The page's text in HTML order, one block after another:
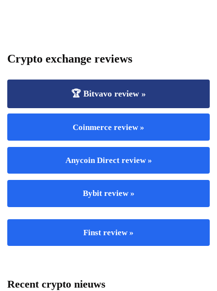
Crypto exchange reviews
🏆 Bitvavo review »
Coinmerce review »
Anycoin Direct review »
Bybit review »
Finst review »
Recent crypto nieuws